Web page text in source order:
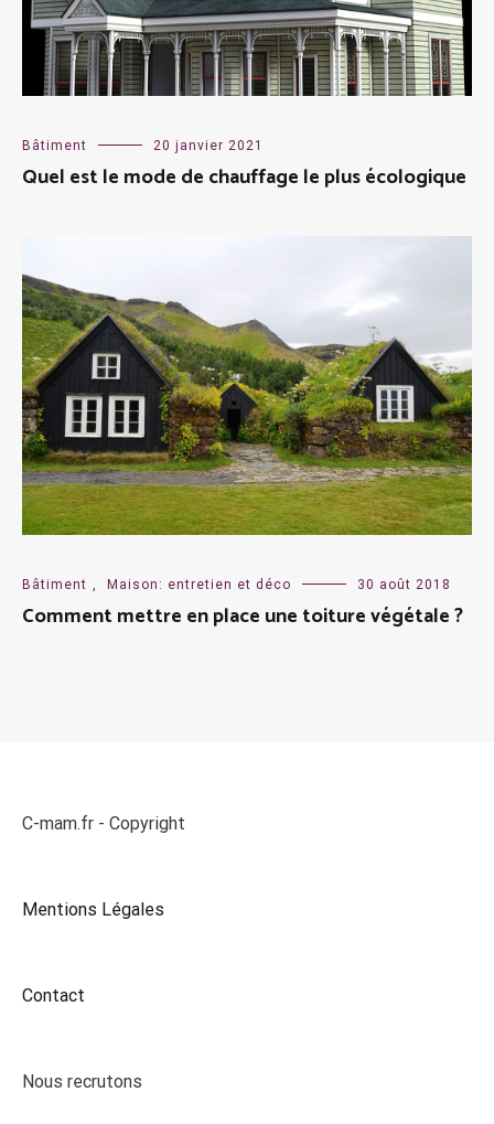
Bâtiment 20 janvier 2021
Quel est le mode de chauffage le plus écologique
Bâtiment Maison: entretien et déco 30 août 2018
Comment mettre en place une toiture végétale ?
C-mam.fr - Copyright
Mentions Légales
Contact
Nous recrutons